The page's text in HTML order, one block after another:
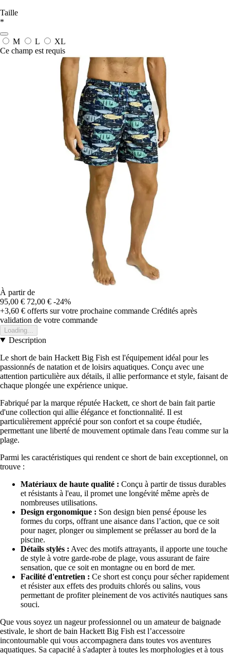
Taille
*
M L
XL
Ce champ est requis
À partir de
95,00 € 72,00 € -24%
+3,60 € offerts sur votre prochaine commande Crédités après
validation de votre commande
Loading...
Description
Le short de bain Hackett Big Fish est l'équipement idéal pour les
passionnés de natation et de loisirs aquatiques. Conçu avec une
attention particulière aux détails, il allie performance et style, faisant de
chaque plongée une expérience unique.
Fabriqué par la marque réputée Hackett, ce short de bain fait partie
d'une collection qui allie élégance et fonctionnalité. Il est
particulièrement apprécié pour son confort et sa coupe étudiée,
permettant une liberté de mouvement optimale dans l'eau comme sur la
plage.
Parmi les caractéristiques qui rendent ce short de bain exceptionnel, on
trouve :
Matériaux de haute qualité : Conçu à partir de tissus durables
et résistants à l'eau, il promet une longévité même après de
nombreuses utilisations.
Design ergonomique : Son design bien pensé épouse les
formes du corps, offrant une aisance dans l’action, que ce soit
pour nager, plonger ou simplement se prélasser au bord de la
piscine.
Détails stylés : Avec des motifs attrayants, il apporte une touche
de style à votre garde-robe de plage, vous assurant de faire
sensation, que ce soit en montagne ou en bord de mer.
Facilité d'entretien : Ce short est conçu pour sécher rapidement
et résister aux effets des produits chlorés ou salins, vous
permettant de profiter pleinement de vos activités nautiques sans
souci.
Que vous soyez un nageur professionnel ou un amateur de baignade
estivale, le short de bain Hackett Big Fish est l’accessoire
incontournable qui vous accompagnera dans toutes vos aventures
aquatiques. Sa capacité à s'adapter à toutes les morphologies et à tous